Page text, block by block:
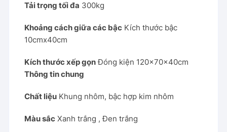
Tải trọng tối đa 300kg
Khoảng cách giữa các bậc Kích thước bậc
10cmx40cm
Kích thước xếp gọnĐóng kiện 120x70x40cm
Thông tin chung
Chất liệu Khung nhôm, bậc hợp kim nhôm
Màu sắc Xanh trắng , Đen trắng